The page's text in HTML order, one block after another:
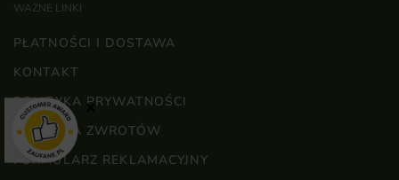
WAŻNE LINKI
PŁATNOŚCI I DOSTAWA
KONTAKT
POLITYKA PRYWATNOŚCI
POLITYKA ZWROTÓW
FORMULARZ REKLAMACYJNY
×